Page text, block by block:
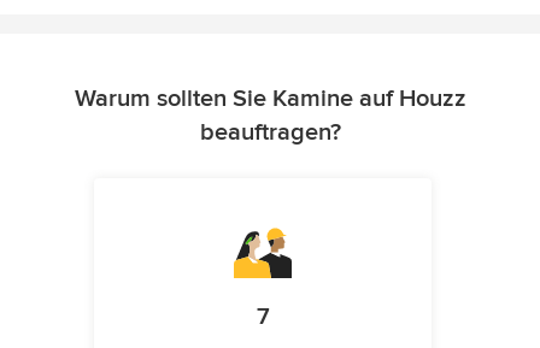
Warum sollten Sie Kamine auf Houzz
beauftragen?
7